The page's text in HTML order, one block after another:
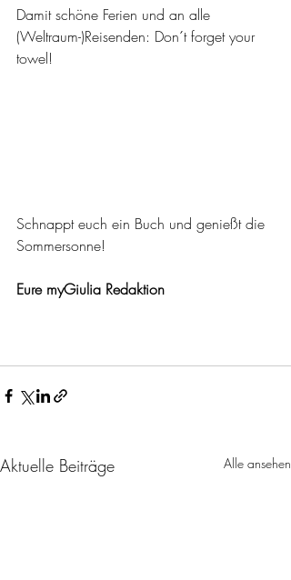
Damit schöne Ferien und an alle
(Weltraum-)Reisenden: Don´t forget your
towel!
Schnappt euch ein Buch und genießt die
Sommersonne!
Eure myGiulia Redaktion
Aktuelle Beiträge Alle ansehen